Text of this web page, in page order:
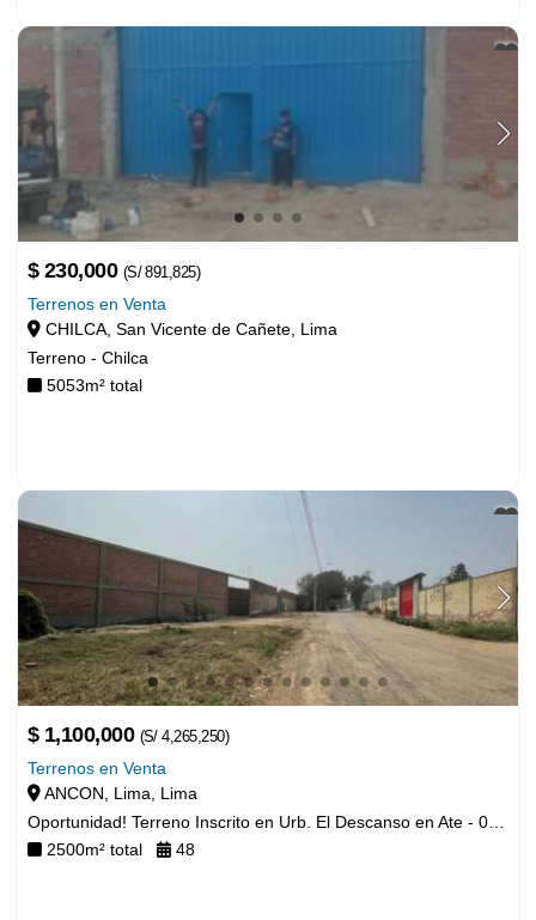
$ 85,000
$ 230,000
Terrenos en Venta
CHILCA, San Vicente de Cañete, Lima
Terreno - Chilca
5053m² total
Terrenos en Venta
ANCON, Lima, Lima
2500m² total 48